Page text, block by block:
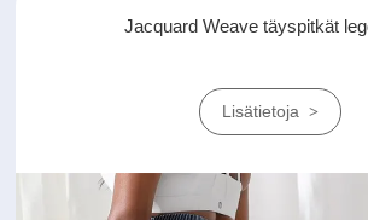
Heather Mesh leggingsit
Lisätietoja >